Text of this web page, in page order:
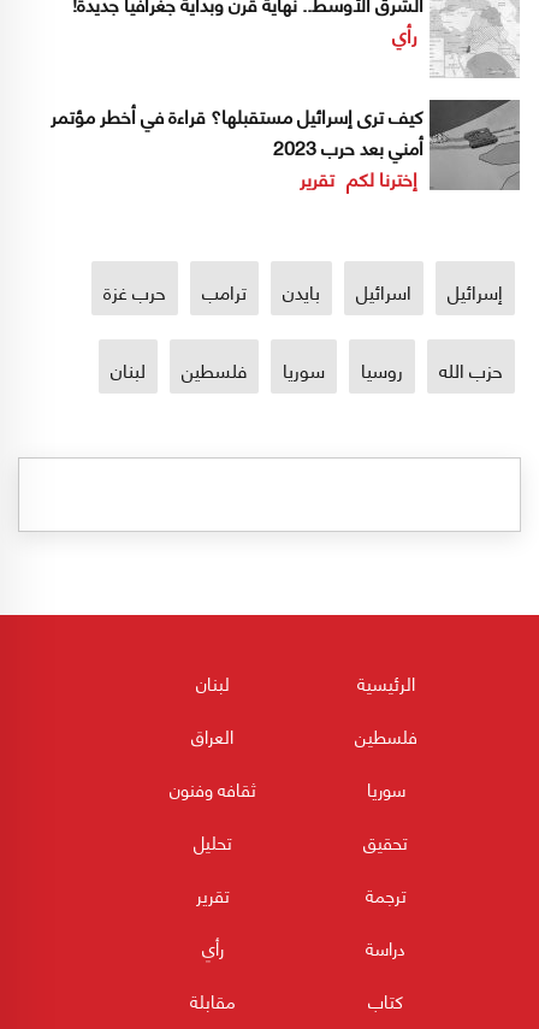
رأي
كيف ترى إسرائيل مستقبلها؟ قراءة في أخطر مؤتمر
أمني بعد حرب 2023
إخترنا لكم تقرير
إسرائيل اسرائيل بايدن ترامب حرب غزة
حزب الله روسيا سوريا فلسطين لبنان
الرئيسية
لبنان
فلسطين
العراق
سوريا
ثقافه وفنون
تحقيق
تحليل
ترجمة
تقرير
دراسة
رأي
كتاب
مقابلة